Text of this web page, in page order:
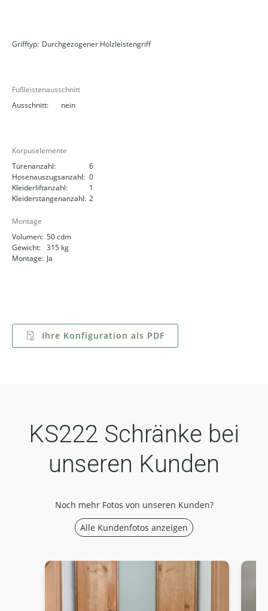
Grifftyp: Durchgezogener Holzleistengriff
Fußleistenausschnitt
Ausschnitt:
nein
Korpuselemente
Türenanzahl:
6
Hosenauszugsanzahl: 0
Kleiderliftanzahl:
1
Kleiderstangenanzahl: 2
Montage
Volumen: 50 cdm
Gewicht: 315 kg
Montage: Ja
Ihre Konfiguration als PDF
KS222 Schränke bei
unseren Kunden
Noch mehr Fotos von unseren Kunden?
Alle Kundenfotos anzeigen